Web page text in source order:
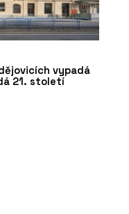
vypadá
21. století